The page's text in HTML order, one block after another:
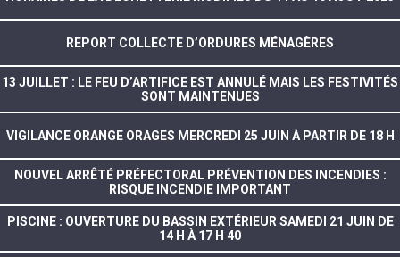
REPORT COLLECTE D’ORDURES MÉNAGÈRES
13 JUILLET : LE FEU D’ARTIFICE EST ANNULÉ MAIS LES FESTIVITÉS
SONT MAINTENUES
VIGILANCE ORANGE ORAGES MERCREDI 25 JUIN À PARTIR DE 18 H
NOUVEL ARRÊTÉ PRÉFECTORAL PRÉVENTION DES INCENDIES :
RISQUE INCENDIE IMPORTANT
PISCINE : OUVERTURE DU BASSIN EXTÉRIEUR SAMEDI 21 JUIN DE
14 H À 17 H 40